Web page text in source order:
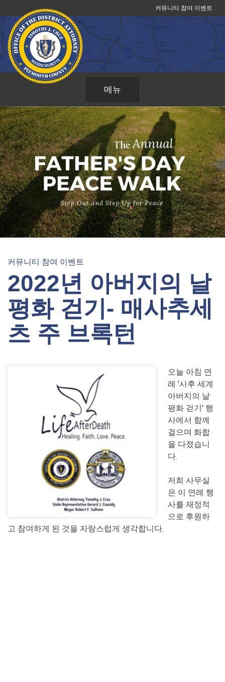
텐
츠
건
커뮤니티 참여 이벤트
메뉴
커뮤니티 참여 이벤트
2022년 아버지의 날
평화 걷기- 매사추세
츠 주 브록턴
오늘 아침 연
례 '사후 세계
아버지의 날
평화 걷기' 행
사에서 함께
걸으며 화합
을 다졌습니
다.
저희 사무실
은 이 연례 행
사를 재정적
으로 후원하
고 참여하게 된 것을 자랑스럽게 생각합니다.